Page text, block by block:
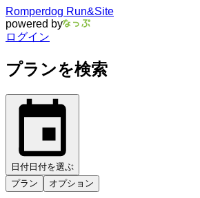
Romperdog Run&Site
powered by
ログイン
プランを検索
日付 日付を選ぶ
プラン
オプション